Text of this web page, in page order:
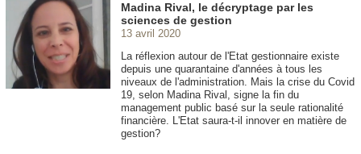
Madina Rival, le décryptage par les
sciences de gestion
13 avril 2020
La réflexion autour de l'Etat gestionnaire existe
depuis une quarantaine d'années à tous les
niveaux de l'administration. Mais la crise du Covid
19, selon Madina Rival, signe la fin du
management public basé sur la seule rationalité
financière. L'Etat saura-t-il innover en matière de
gestion?